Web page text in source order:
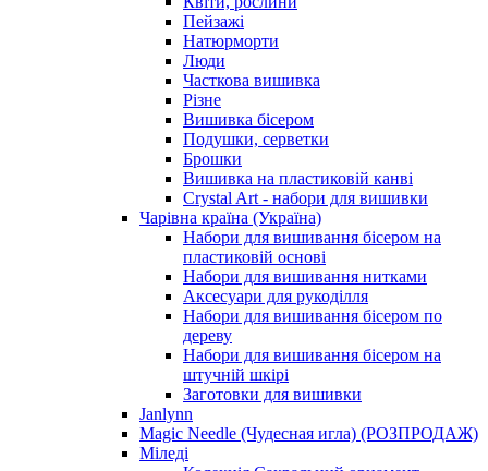
Пейзажі
Натюрморти
Люди
Часткова вишивка
Різне
Вишивка бісером
Подушки, серветки
Брошки
Вишивка на пластиковій канві
Crystal Art - набори для вишивки
Чарівна країна (Україна)
Набори для вишивання бісером на
пластиковій основі
Набори для вишивання нитками
Аксесуари для рукоділля
Набори для вишивання бісером по
дереву
Набори для вишивання бісером на
штучній шкірі
Заготовки для вишивки
Janlynn
Magic Needle (Чудесная игла) (РОЗПРОДАЖ)
Міледі